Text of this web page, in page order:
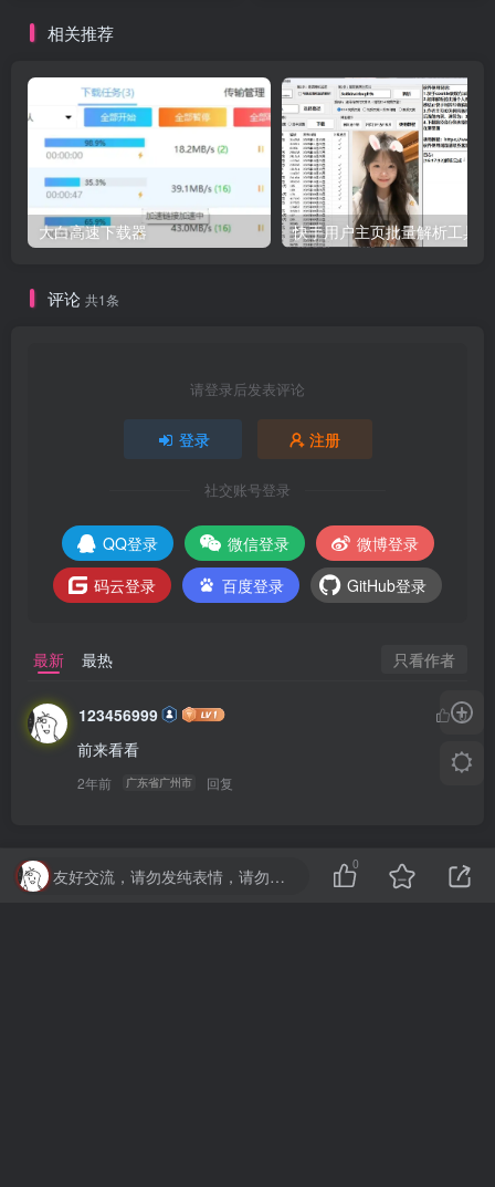
相关推荐
大白高速下载器 快手用户主页批量解析工具
评论 共1条
请登录后发表评论
登录 注册
社交账号登录
QQ登录 微信登录
微博登录
码云登录
百度登录 GitHub登录
最新 最热 只看作者
123456999
0
前来看看
2年前 广东省广州市 回复
友好交流，请勿发纯表情，请勿灌水，违者封号喔
0